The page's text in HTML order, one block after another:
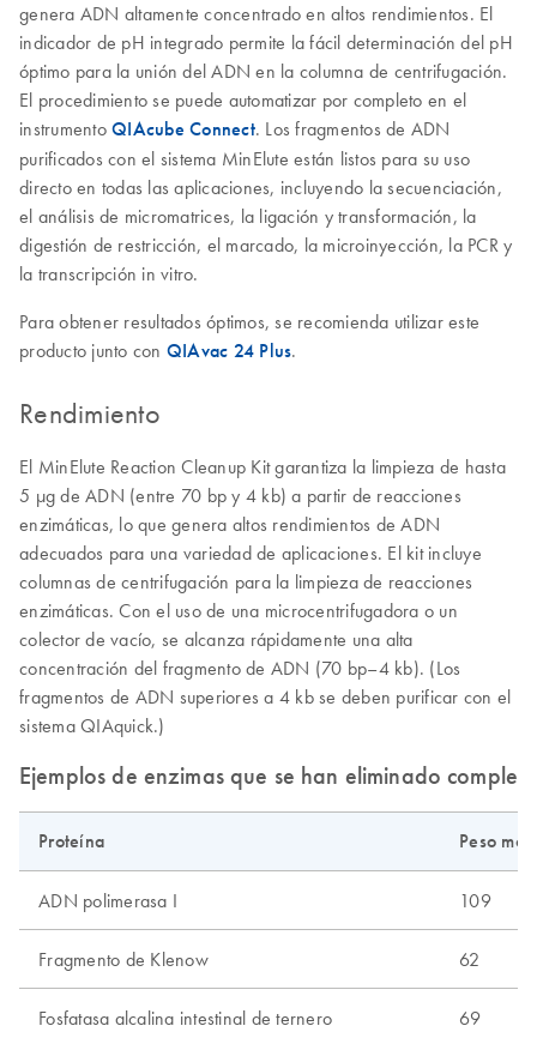
genera ADN altamente concentrado en altos rendimientos. El
indicador de pH integrado permite la fácil determinación del pH
óptimo para la unión del ADN en la columna de centrifugación.
El procedimiento se puede automatizar por completo en el
instrumento QIAcube Connect. Los fragmentos de ADN
purificados con el sistema MinElute están listos para su uso
directo en todas las aplicaciones, incluyendo la secuenciación,
el análisis de micromatrices, la ligación y transformación, la
digestión de restricción, el marcado, la microinyección, la PCR y
la transcripción in vitro.
Para obtener resultados óptimos, se recomienda utilizar este
producto junto con QIAvac 24 Plus.
Rendimiento
El MinElute Reaction Cleanup Kit garantiza la limpieza de hasta
5 µg de ADN (entre 70 bp y 4 kb) a partir de reacciones
enzimáticas, lo que genera altos rendimientos de ADN
adecuados para una variedad de aplicaciones. El kit incluye
columnas de centrifugación para la limpieza de reacciones
enzimáticas. Con el uso de una microcentrifugadora o un
colector de vacío, se alcanza rápidamente una alta
concentración del fragmento de ADN (70 bp–4 kb). (Los
fragmentos de ADN superiores a 4 kb se deben purificar con el
sistema QIAquick.)
Ejemplos de enzimas que se han eliminado
Proteína Peso
ADN polimerasa I 109
Fragmento de Klenow 62
Fosfatasa alcalina intestinal de ternero 69